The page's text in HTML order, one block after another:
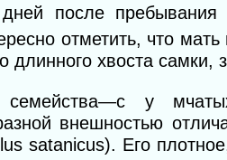
после
отметить, что мать
хвоста самки,
семейства—с у
внешностью
satanicus). Его